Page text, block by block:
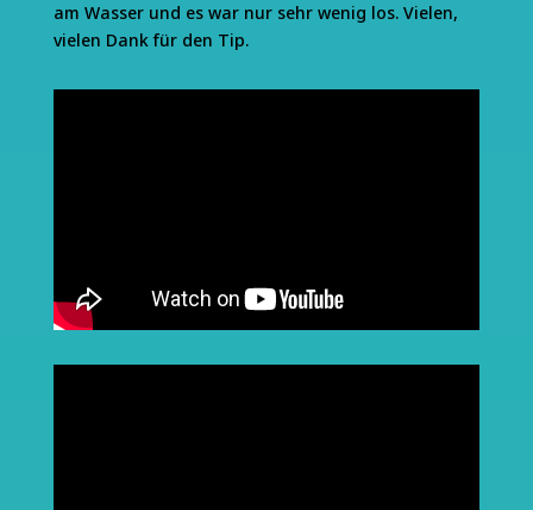
am Wasser und es war nur sehr wenig los. Vielen,
vielen Dank für den Tip.